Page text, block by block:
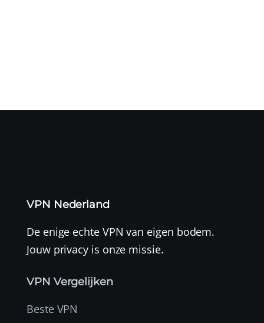
VPN Nederland
De enige echte VPN van eigen bodem.
Jouw privacy is onze missie.
VPN Vergelijken
Beste VPN